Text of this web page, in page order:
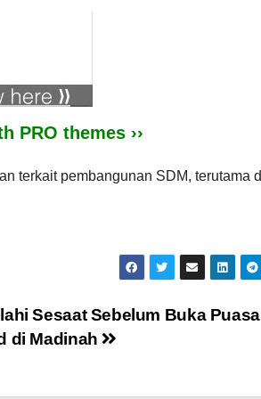
PRO themes ››
terkait pembangunan SDM, terutama
Sesaat Sebelum Buka
di Madinah